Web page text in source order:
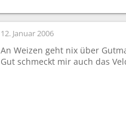
12. Januar 2006
An Weizen geht nix über
Gut schmeckt mir auch das